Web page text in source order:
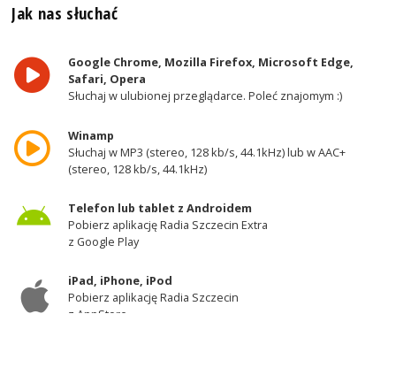
Jak nas słuchać
Google Chrome, Mozilla Firefox, Microsoft Edge,
Safari, Opera
Słuchaj w ulubionej przeglądarce. Poleć znajomym :)
Winamp
Słuchaj w MP3 (stereo, 128 kb/s, 44.1kHz) lub w AAC+
(stereo, 128 kb/s, 44.1kHz)
Telefon lub tablet z Androidem
Pobierz aplikację Radia Szczecin Extra
z Google Play
iPad, iPhone, iPod
Pobierz aplikację Radia Szczecin
z AppStore